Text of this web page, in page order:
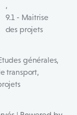
,
9.1 - Maitrise
des projets
générales,
transport,